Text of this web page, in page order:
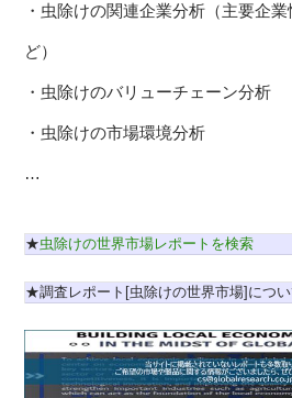
・虫除けの関連企業分析（主要企
ど）
・虫除けのバリューチェーン分析
・虫除けの市場環境分析
…
★虫除けの世界市場レポートを検索
★調査レポート[虫除けの世界市場]につ